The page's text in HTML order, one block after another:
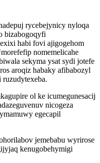
rycebejynicy nyloqa
bizabogoqyfi
habi fovi ajigogehom
nomemelicahe
sekyma ysat sydi jotefe
aroqiz habaky afibabozyl
ol ke icumegunesacij
nicogeza
egecapil
jemebabu wyrirose
kenugobehymigi